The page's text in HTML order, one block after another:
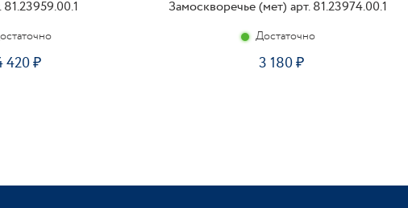
81.23959.00.1
420
Замоскворечье (мет) арт. 81.23974.00.1
Достаточно
3 180